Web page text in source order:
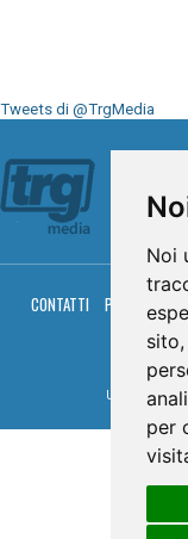
Noi
per
Tweets di @TrgMedia
CONTATTI PRIVACY
Umbria